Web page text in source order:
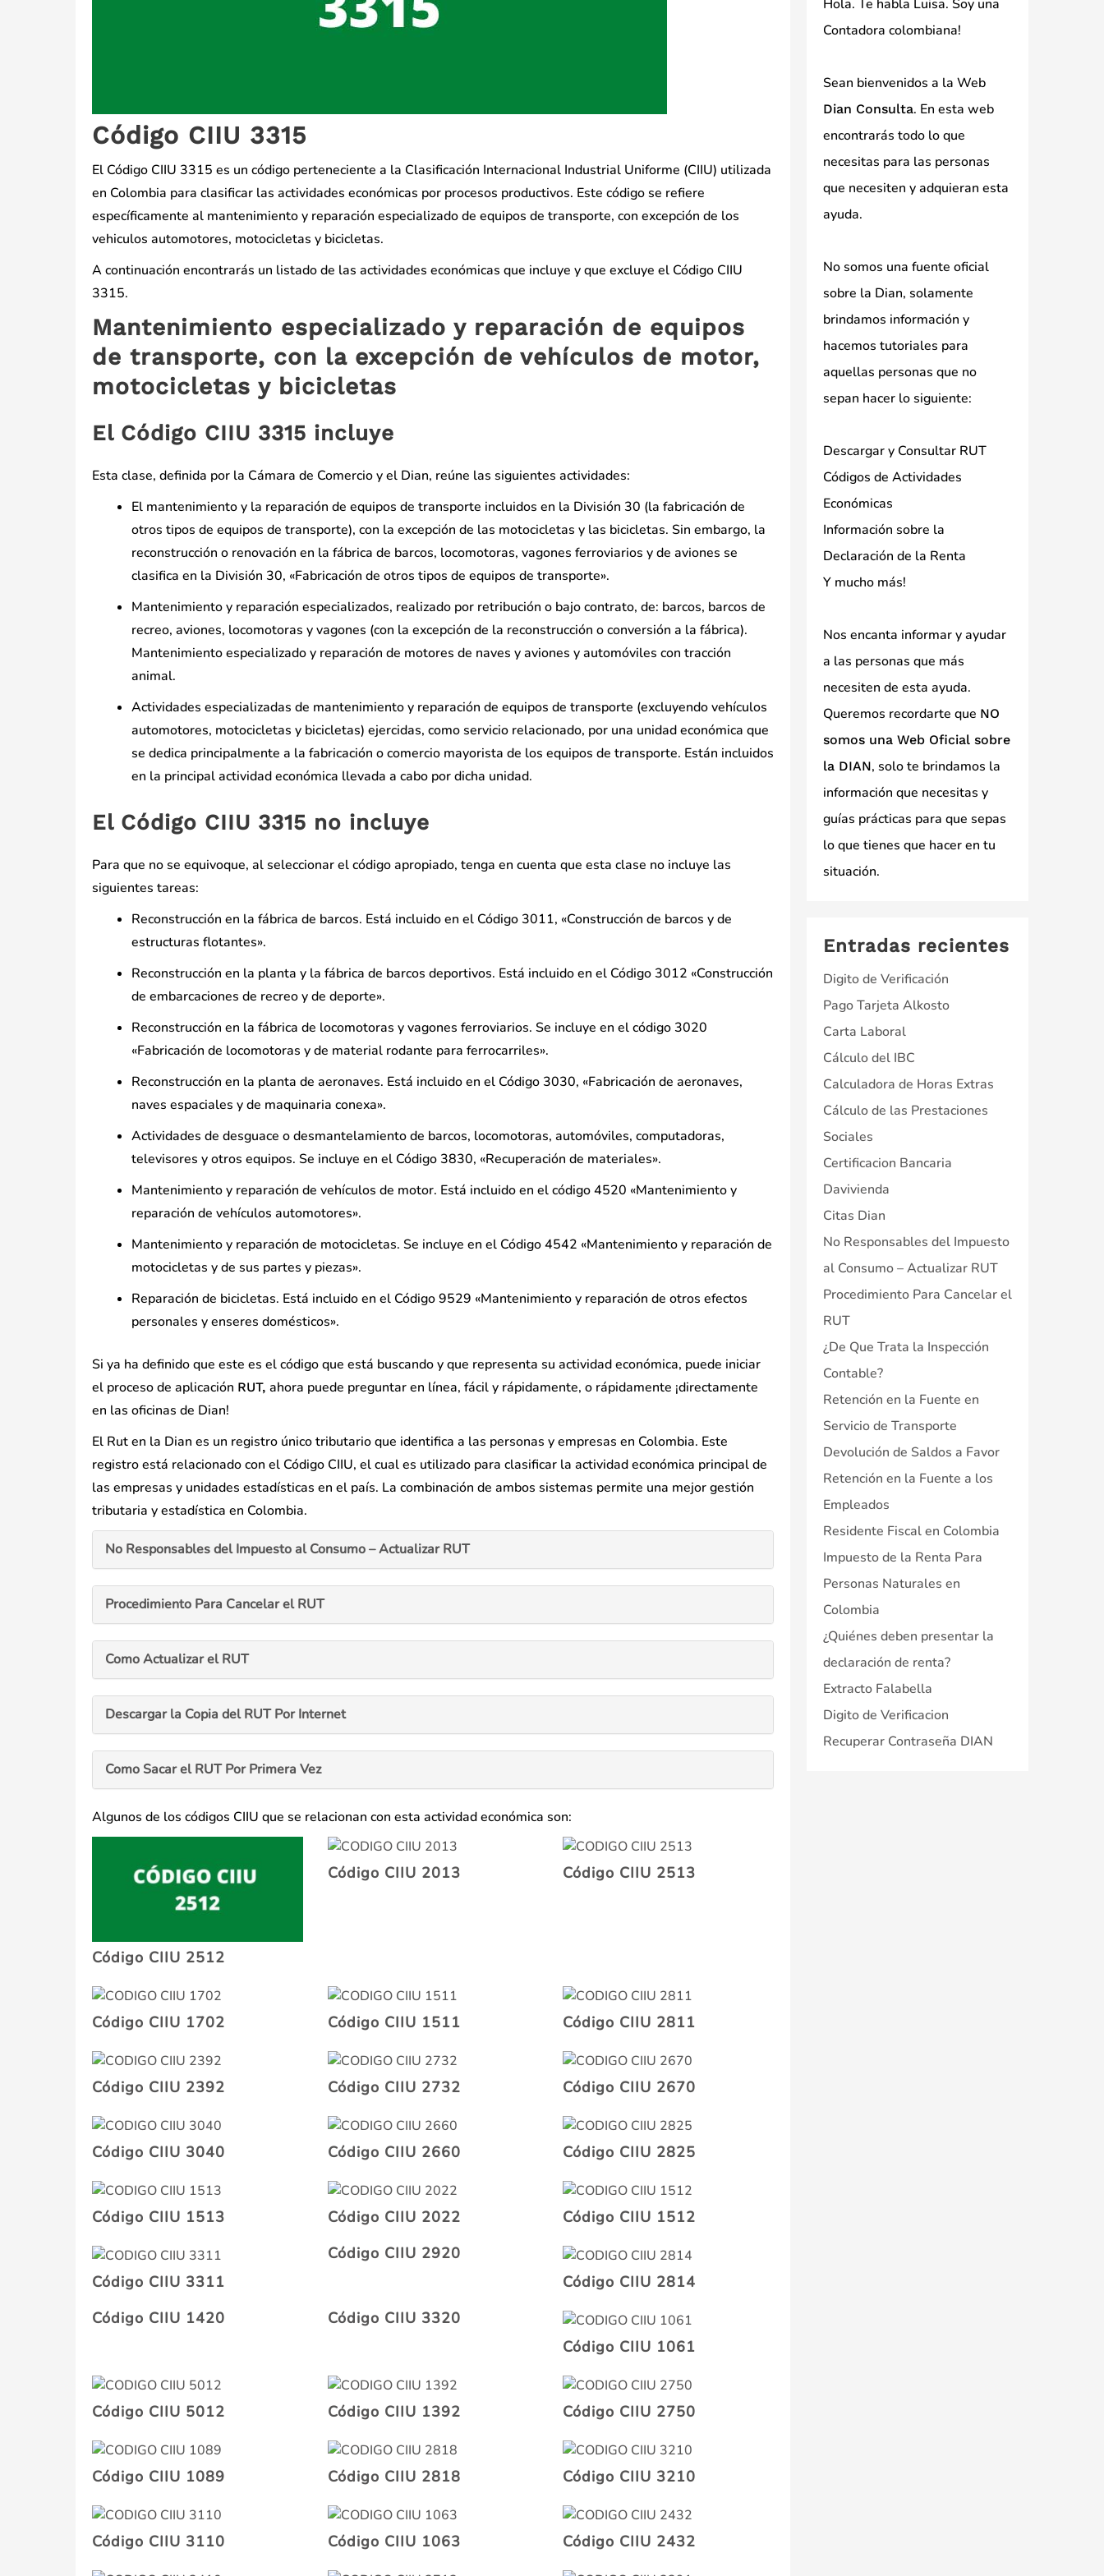
Código CIIU 3315
El Código CIIU 3315 es un código perteneciente a la Clasificación Internacional Industrial Uniforme (CIIU) utilizada
en Colombia para clasificar las actividades económicas por procesos productivos. Este código se refiere
específicamente al mantenimiento y reparación especializado de equipos de transporte, con excepción de los
vehiculos automotores, motocicletas y bicicletas.
A continuación encontrarás un listado de las actividades económicas que incluye y que excluye el Código CIIU
3315.
Mantenimiento especializado y reparación de equipos
de transporte, con la excepción de vehículos de motor,
motocicletas y bicicletas
El Código CIIU 3315 incluye
Esta clase, definida por la Cámara de Comercio y el Dian, reúne las siguientes actividades:
El mantenimiento y la reparación de equipos de transporte incluidos en la División 30 (la fabricación de
otros tipos de equipos de transporte), con la excepción de las motocicletas y las bicicletas. Sin embargo, la
reconstrucción o renovación en la fábrica de barcos, locomotoras, vagones ferroviarios y de aviones se
clasifica en la División 30, «Fabricación de otros tipos de equipos de transporte».
Mantenimiento y reparación especializados, realizado por retribución o bajo contrato, de: barcos, barcos de
recreo, aviones, locomotoras y vagones (con la excepción de la reconstrucción o conversión a la fábrica).
Mantenimiento especializado y reparación de motores de naves y aviones y automóviles con tracción
animal.
Actividades especializadas de mantenimiento y reparación de equipos de transporte (excluyendo vehículos
automotores, motocicletas y bicicletas) ejercidas, como servicio relacionado, por una unidad económica que
se dedica principalmente a la fabricación o comercio mayorista de los equipos de transporte. Están incluidos
en la principal actividad económica llevada a cabo por dicha unidad.
El Código CIIU 3315 no incluye
Para que no se equivoque, al seleccionar el código apropiado, tenga en cuenta que esta clase no incluye las
siguientes tareas:
Reconstrucción en la fábrica de barcos. Está incluido en el Código 3011, «Construcción de barcos y de
estructuras flotantes».
Reconstrucción en la planta y la fábrica de barcos deportivos. Está incluido en el Código 3012 «Construcción
de embarcaciones de recreo y de deporte».
Reconstrucción en la fábrica de locomotoras y vagones ferroviarios. Se incluye en el código 3020
«Fabricación de locomotoras y de material rodante para ferrocarriles».
Reconstrucción en la planta de aeronaves. Está incluido en el Código 3030, «Fabricación de aeronaves,
naves espaciales y de maquinaria conexa».
Actividades de desguace o desmantelamiento de barcos, locomotoras, automóviles, computadoras,
televisores y otros equipos. Se incluye en el Código 3830, «Recuperación de materiales».
Mantenimiento y reparación de vehículos de motor. Está incluido en el código 4520 «Mantenimiento y
reparación de vehículos automotores».
Mantenimiento y reparación de motocicletas. Se incluye en el Código 4542 «Mantenimiento y reparación de
motocicletas y de sus partes y piezas».
Reparación de bicicletas. Está incluido en el Código 9529 «Mantenimiento y reparación de otros efectos
personales y enseres domésticos».
Si ya ha definido que este es el código que está buscando y que representa su actividad económica, puede iniciar
el proceso de aplicación RUT, ahora puede preguntar en línea, fácil y rápidamente, o rápidamente ¡directamente
en las oficinas de Dian!
El Rut en la Dian es un registro único tributario que identifica a las personas y empresas en Colombia. Este
registro está relacionado con el Código CIIU, el cual es utilizado para clasificar la actividad económica principal de
las empresas y unidades estadísticas en el país. La combinación de ambos sistemas permite una mejor gestión
tributaria y estadística en Colombia.
No Responsables del Impuesto al Consumo – Actualizar RUT
Procedimiento Para Cancelar el RUT
Como Actualizar el RUT
Descargar la Copia del RUT Por Internet
Como Sacar el RUT Por Primera Vez
Algunos de los códigos CIIU que se relacionan con esta actividad económica son:
Código CIIU 2512
Código CIIU 2013 Código CIIU 2513
Código CIIU 1702 Código CIIU 1511 Código CIIU 2811
Código CIIU 2392 Código CIIU 2732 Código CIIU 2670
Código CIIU 3040 Código CIIU 2660 Código CIIU 2825
Código CIIU 1513 Código CIIU 2022 Código CIIU 1512
Código CIIU 3311
Código CIIU 2920
Código CIIU 2814
Código CIIU 1420
Código CIIU 3320
Código CIIU 1061
Código CIIU 5012 Código CIIU 1392 Código CIIU 2750
Código CIIU 1089 Código CIIU 2818 Código CIIU 3210
Código CIIU 3110 Código CIIU 1063 Código CIIU 2432
Hola. Te habla Luisa. Soy una
Contadora colombiana!
Sean bienvenidos a la Web
Dian Consulta. En esta web
encontrarás todo lo que
necesitas para las personas
que necesiten y adquieran esta
ayuda.
No somos una fuente oficial
sobre la Dian, solamente
brindamos información y
hacemos tutoriales para
aquellas personas que no
sepan hacer lo siguiente:
Descargar y Consultar RUT
Códigos de Actividades
Económicas
Información sobre la
Declaración de la Renta
Y mucho más!
Nos encanta informar y ayudar
a las personas que más
necesiten de esta ayuda.
Queremos recordarte que NO
somos una Web Oficial sobre
la DIAN, solo te brindamos la
información que necesitas y
guías prácticas para que sepas
lo que tienes que hacer en tu
situación.
Entradas recientes
Digito de Verificación
Pago Tarjeta Alkosto
Carta Laboral
Cálculo del IBC
Calculadora de Horas Extras
Cálculo de las Prestaciones
Sociales
Certificacion Bancaria
Davivienda
Citas Dian
No Responsables del Impuesto
al Consumo – Actualizar RUT
Procedimiento Para Cancelar el
RUT
¿De Que Trata la Inspección
Contable?
Retención en la Fuente en
Servicio de Transporte
Devolución de Saldos a Favor
Retención en la Fuente a los
Empleados
Residente Fiscal en Colombia
Impuesto de la Renta Para
Personas Naturales en
Colombia
¿Quiénes deben presentar la
declaración de renta?
Extracto Falabella
Digito de Verificacion
Recuperar Contraseña DIAN